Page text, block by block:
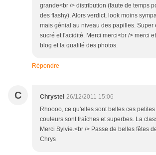
grande<br /> distribution (faute de temps
des flashy). Alors verdict, look moins
mais génial au niveau des papilles. Super
sucré et l'acidité. Merci merci<br /> merci
blog et la qualité des photos.
Répondre
C Chrystel 26/12/2011 15:06
Rhoooo, ce qu'elles sont belles ces
couleurs sont fraîches et superbes. La
Merci Sylvie.<br /> Passe de belles fêtes
Chrys